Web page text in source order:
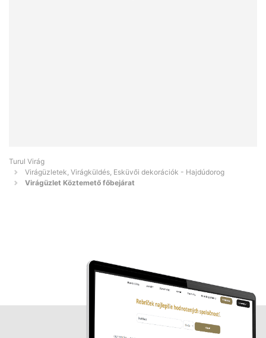
Turul Virág
Virágüzletek, Virágküldés, Esküvői dekorációk - Hajdúdorog
Virágüzlet Köztemető főbejárat